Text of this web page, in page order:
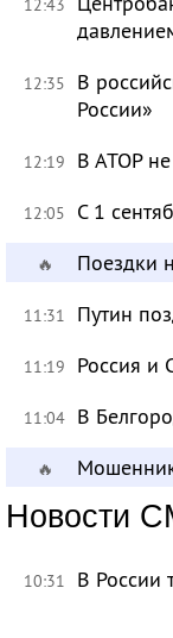
12:35
В
России»
12:19 В АТОР
12:05 С 1
🔥 Поездки
11:31 Путин
11:19 Россия и
11:04 В
🔥
Новости
10:31 В России